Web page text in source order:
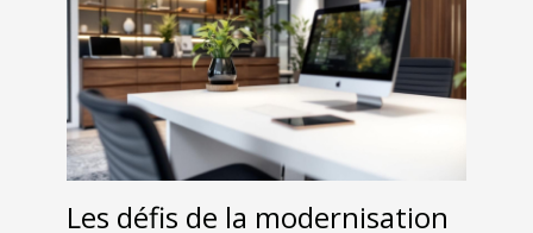
Les défis de la modernisation